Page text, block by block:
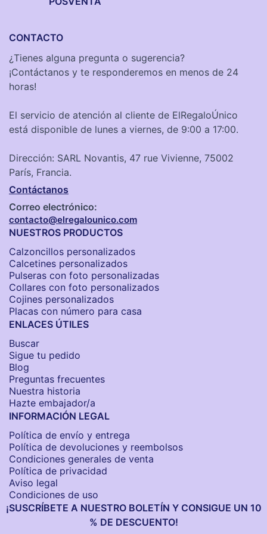
CONTACTO
¿Tienes alguna pregunta o sugerencia?
¡Contáctanos y te responderemos en menos de 24
horas!
El servicio de atención al cliente de ElRegaloÚnico
está disponible de lunes a viernes, de 9:00 a 17:00.
Dirección: SARL Novantis, 47 rue Vivienne, 75002
París, Francia.
Contáctanos
Correo electrónico:
contacto@elregalounico.com
NUESTROS PRODUCTOS
Calzoncillos personalizados​
Calcetines personalizados
Pulseras con foto personalizadas
Collares con foto personalizados
Cojines personalizados
Placas con número para casa
ENLACES ÚTILES
Buscar
Sigue tu pedido
Blog
Preguntas frecuentes
Nuestra historia
Hazte embajador/a
INFORMACIÓN LEGAL
Política de envío y entrega
Política de devoluciones y reembolsos
Condiciones generales de venta
Política de privacidad
Aviso legal
Condiciones de uso
¡SUSCRÍBETE A NUESTRO BOLETÍN Y CONSIGUE UN 10
% DE DESCUENTO!